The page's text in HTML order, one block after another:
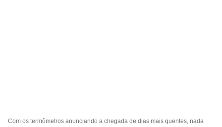
Com os termômetros anunciando a chegada de dias mais quentes, nada